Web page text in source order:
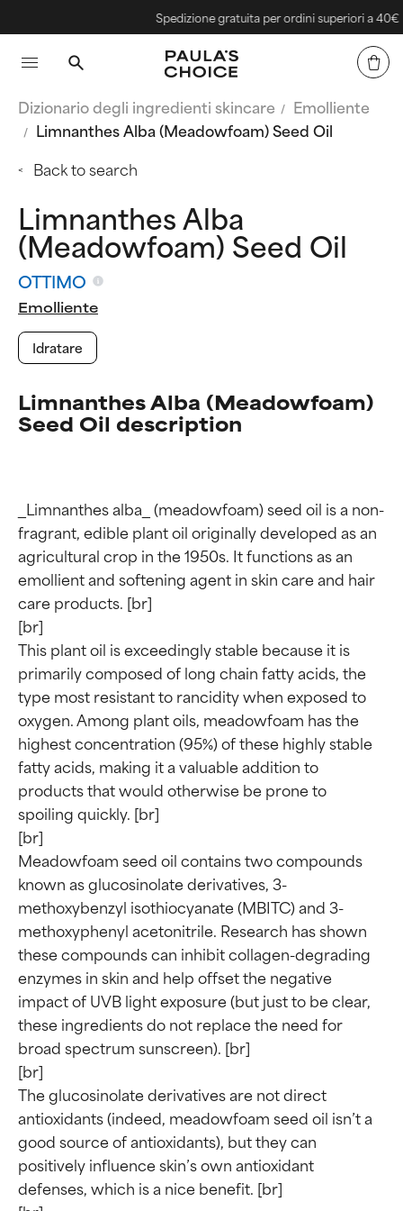
Spedizione gratuita per ordini superiori a 40€
Dizionario degli ingredienti skincare
Emolliente
Limnanthes Alba (Meadowfoam) Seed Oil
Back to search
Limnanthes Alba
(Meadowfoam) Seed Oil
OTTIMO
Emolliente
Idratare
Limnanthes Alba (Meadowfoam)
Seed Oil description
_Limnanthes alba_ (meadowfoam) seed oil is a non-
fragrant, edible plant oil originally developed as an
agricultural crop in the 1950s. It functions as an
emollient and softening agent in skin care and hair
care products. [br]
[br]
This plant oil is exceedingly stable because it is
primarily composed of long chain fatty acids, the
type most resistant to rancidity when exposed to
oxygen. Among plant oils, meadowfoam has the
highest concentration (95%) of these highly stable
fatty acids, making it a valuable addition to
products that would otherwise be prone to
spoiling quickly. [br]
[br]
Meadowfoam seed oil contains two compounds
known as glucosinolate derivatives, 3-
methoxybenzyl isothiocyanate (MBITC) and 3-
methoxyphenyl acetonitrile. Research has shown
these compounds can inhibit collagen-degrading
enzymes in skin and help offset the negative
impact of UVB light exposure (but just to be clear,
these ingredients do not replace the need for
broad spectrum sunscreen). [br]
[br]
The glucosinolate derivatives are not direct
antioxidants (indeed, meadowfoam seed oil isn’t a
good source of antioxidants), but they can
positively influence skin’s own antioxidant
defenses, which is a nice benefit. [br]
Valutazione degli
Valutazione degli